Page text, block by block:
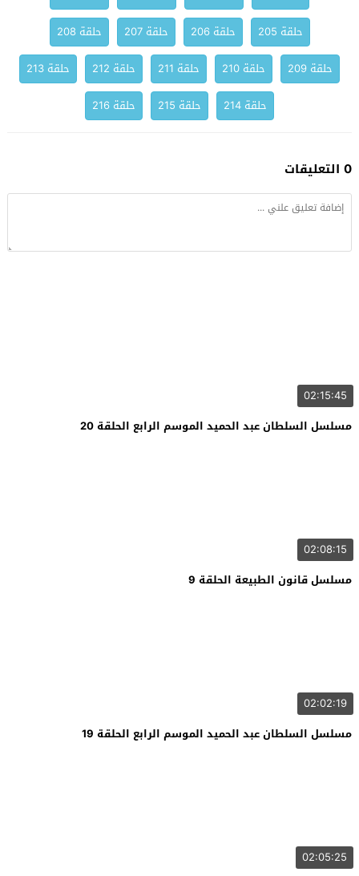
حلقة 205
حلقة 206 حلقة 207
حلقة 208
حلقة 209
حلقة 210 حلقة 211 حلقة 212
حلقة 213
حلقة 214
حلقة 215 حلقة 216
0 التعليقات
02:15:45
مسلسل السلطان عبد الحميد الموسم الرابع الحلقة 20
02:08:15
مسلسل قانون الطبيعة الحلقة 9
02:02:19
مسلسل السلطان عبد الحميد الموسم الرابع الحلقة 19
02:05:25